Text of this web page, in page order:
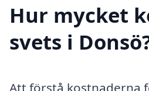
Hur mycket
svets i
Att förstå kostnaderna